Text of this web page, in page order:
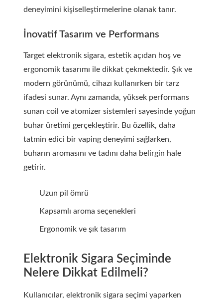
deneyimini kişiselleştirmelerine olanak tanır.
İnovatif Tasarım ve Performans
Target elektronik sigara, estetik açıdan hoş ve
ergonomik tasarımı ile dikkat çekmektedir. Şık ve
modern görünümü, cihazı kullanırken bir tarz
ifadesi sunar. Aynı zamanda, yüksek performans
sunan coil ve atomizer sistemleri sayesinde yoğun
buhar üretimi gerçekleştirir. Bu özellik, daha
tatmin edici bir vaping deneyimi sağlarken,
buharın aromasını ve tadını daha belirgin hale
getirir.
Uzun pil ömrü
Kapsamlı aroma seçenekleri
Ergonomik ve şık tasarım
Elektronik Sigara Seçiminde
Nelere Dikkat Edilmeli?
Kullanıcılar, elektronik sigara seçimi yaparken